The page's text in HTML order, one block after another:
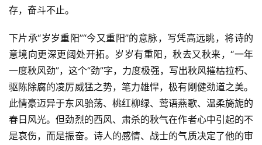
存，奋斗不止。
下片承“岁岁重阳”“今又重阳”的意脉，写凭高远眺，将诗的
意境向更深更阔处开拓。岁岁有重阳，秋去又秋来，“一年
一度秋风劲”，这个“劲”字，力度极强，写出秋风摧枯拉朽、
驱陈除腐的凌厉威猛之势，笔力雄悍，极有刚健劲道之美。
此情豪迈异于东风骀荡、桃红柳绿、莺语燕歌、温柔旖旎的
春日风光。但劲烈的西风、肃杀的秋气在作者心中引起的不
是哀伤，而是振奋。诗人的感情、战士的气质决定了他的审